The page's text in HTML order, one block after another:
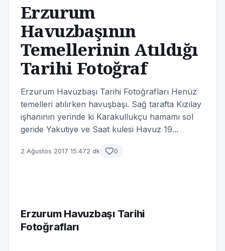
Erzurum
Havuzbaşının
Temellerinin Atıldığı
Tarihi Fotoğraf
Erzurum Havuzbaşı Tarihi Fotoğrafları Henüz
temelleri atılırken havuşbaşı. Sağ tarafta Kızılay
işhanının yerinde ki Karakullukçu hamamı sol
geride Yakutiye ve Saat kulesi Havuz 19...
2 Ağustos 2017 15:472 dk 0
Erzurum Havuzbaşı Tarihi
Fotoğrafları